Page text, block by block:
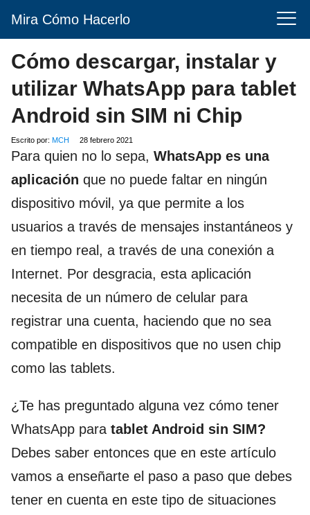
Mira Cómo Hacerlo
Cómo descargar, instalar y
utilizar WhatsApp para tablet
Android sin SIM ni Chip
Escrito por: MCH 28 febrero 2021
Para quien no lo sepa, WhatsApp es una
aplicación que no puede faltar en ningún
dispositivo móvil, ya que permite a los
usuarios a través de mensajes instantáneos y
en tiempo real, a través de una conexión a
Internet. Por desgracia, esta aplicación
necesita de un número de celular para
registrar una cuenta, haciendo que no sea
compatible en dispositivos que no usen chip
como las tablets.
¿Te has preguntado alguna vez cómo tener
WhatsApp para tablet Android sin SIM?
Debes saber entonces que en este artículo
vamos a enseñarte el paso a paso que debes
tener en cuenta en este tipo de situaciones